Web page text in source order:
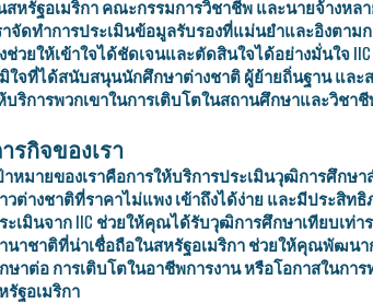
สหรัฐอเมริกา คณะกรรมการวิชาชีพ และนายจ้างหล
าจัดทำการประเมินข้อมูลรับรองที่แม่นยำและอิงตาม
ช่วยให้เข้าใจได้ชัดเจนและตัดสินใจได้อย่างมั่นใจ
ใจที่ได้สนับสนุนนักศึกษาต่างชาติ ผู้ย้ายถิ่นฐาน และ
บริการพวกเขาในการเติบโตในสถานศึกษาและวิชา
รกิจของเรา
าหมายของเราคือการให้บริการประเมินวุฒิการศึกษา
วต่างชาติที่ราคาไม่แพง เข้าถึงได้ง่าย และมีประสิทธิ
ะเมินจาก IIC ช่วยให้คุณได้รับวุฒิการศึกษาเทียบเท่า
นาชาติที่น่าเชื่อถือในสหรัฐอเมริกา ช่วยให้คุณพัฒนา
ษาต่อ การเติบโตในอาชีพการงาน หรือโอกาสในการ
รัฐอเมริกา